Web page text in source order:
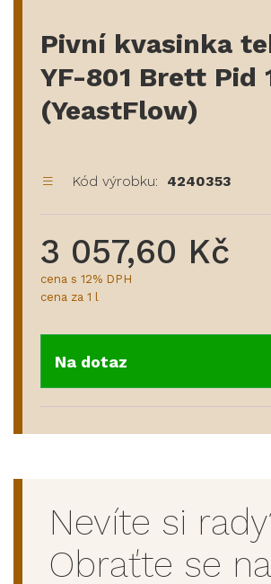
Pivní kvasinka
YF-801 Brett Pid
(YeastFlow)
Kód výrobku: 4240353
3 057,60 Kč
cena s 12% DPH
cena za 1 l
Na dotaz
Nevíte si
Obraťte se na